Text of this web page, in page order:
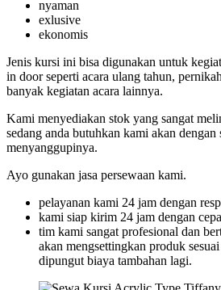
nyaman
exlusive
ekonomis
Jenis kursi ini bisa digunakan untuk
in door seperti acara ulang tahun,
banyak kegiatan acara lainnya.
Kami menyediakan stok yang sangat
sedang anda butuhkan kami akan dengan
menyanggupinya.
Ayo gunakan jasa persewaan kami.
pelayanan kami 24 jam dengan
kami siap kirim 24 jam dengan
tim kami sangat profesional dan
akan mengsettingkan produk
dipungut biaya tambahan lagi.